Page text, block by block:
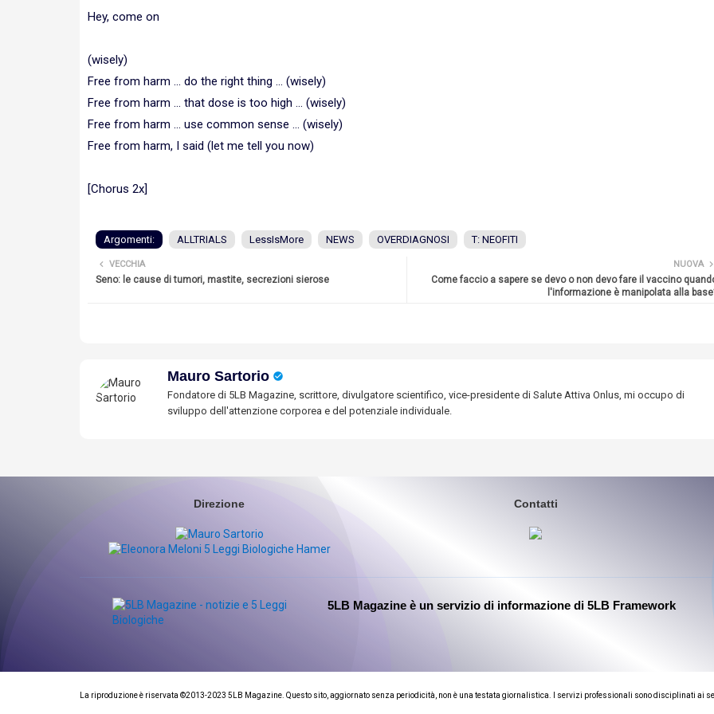
Hey, come on
(wisely)
Free from harm ... do the right thing ... (wisely)
Free from harm ... that dose is too high ... (wisely)
Free from harm ... use common sense ... (wisely)
Free from harm, I said (let me tell you now)
[Chorus 2x]
Argomenti: ALLTRIALS LessIsMore NEWS OVERDIAGNOSI T: NEOFITI
NUOVA
Come faccio a sapere se devo o non devo fare il vaccino
l'informazione è manipolata alla
VECCHIA
Seno: le cause di tumori, mastite, secrezioni sierose
Mauro Sartorio
Fondatore di 5LB Magazine, scrittore, divulgatore scientifico, vice-presidente di Salute Attiva Onlus, mi occupo di
sviluppo dell'attenzione corporea e del potenziale individuale.
Direzione Contatti
5LB Magazine è un servizio di informazione di 5LB Framework
La riproduzione è riservata ©2013-2023 5LB Magazine. Questo sito, aggiornato senza periodicità, non è una testata giornalistica. I servizi professionali sono disciplinati ai